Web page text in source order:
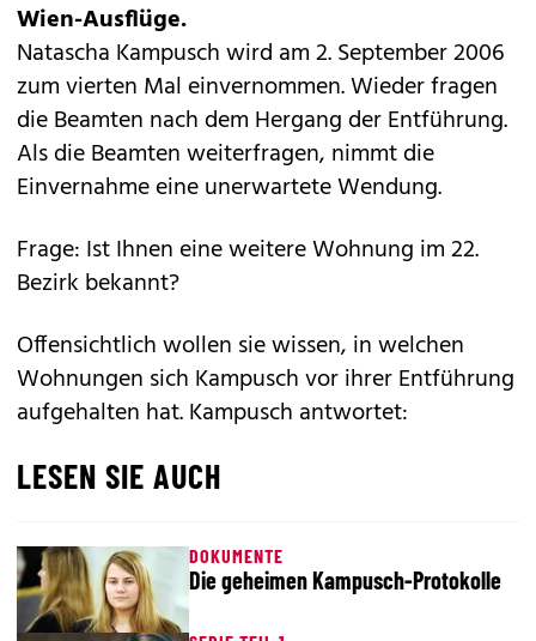
Wien-Ausflüge.
Natascha Kampusch wird am 2. September 2006
zum vierten Mal einvernommen. Wieder fragen
die Beamten nach dem Hergang der Entführung.
Als die Beamten weiterfragen, nimmt die
Einvernahme eine unerwartete Wendung.
Frage: Ist Ihnen eine weitere Wohnung im 22.
Bezirk bekannt?
Offensichtlich wollen sie wissen, in welchen
Wohnungen sich Kampusch vor ihrer Entführung
aufgehalten hat. Kampusch antwortet:
LESEN SIE AUCH
DOKUMENTE
Die geheimen Kampusch-Protokolle